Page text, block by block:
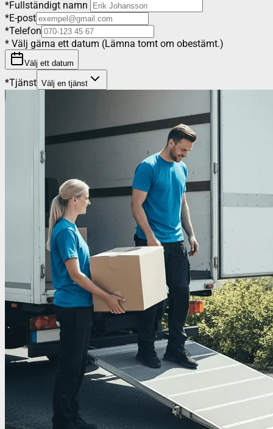
*Fullständigt namn
*E-post
*Telefon
* Välj gärna ett datum (Lämna tomt om obestämt.)
Välj ett datum
*Tjänst Välj en tjänst